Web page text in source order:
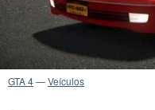
GTA 4—Veículos